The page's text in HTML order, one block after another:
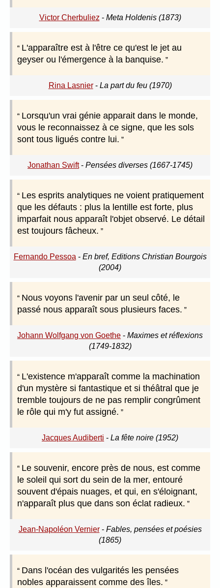
Victor Cherbuliez - Meta Holdenis (1873)
L'apparaître est à l'être ce qu'est le jet au
geyser ou l'émergence à la banquise.
Rina Lasnier- La part du feu (1970)
Lorsqu'un vrai génie apparait dans le monde,
vous le reconnaissez à ce signe, que les sols
sont tous ligués contre lui.
Jonathan Swift- Pensées diverses (1667-1745)
Les esprits analytiques ne voient pratiquement
que les défauts : plus la lentille est forte, plus
imparfait nous apparaît l'objet observé. Le détail
est toujours fâcheux.
Fernando Pessoa - En bref, Editions Christian Bourgois
(2004)
Nous voyons l'avenir par un seul côté, le
passé nous apparaît sous plusieurs faces.
Johann Wolfgang von Goethe - Maximes et réflexions
(1749-1832)
L'existence m'apparaît comme la machination
d'un mystère si fantastique et si théâtral que je
tremble toujours de ne pas remplir congrûment
le rôle qui m'y fut assigné.
Jacques Audiberti - La fête noire (1952)
Le souvenir, encore près de nous, est comme
le soleil qui sort du sein de la mer, entouré
souvent d'épais nuages, et qui, en s'éloignant,
n'apparaît plus que dans son éclat radieux.
Jean-Napoléon Vernier- Fables, pensées et poésies
(1865)
Dans l'océan des vulgarités les pensées
nobles apparaissent comme des îles.